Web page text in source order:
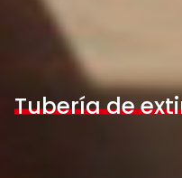
Tubería de